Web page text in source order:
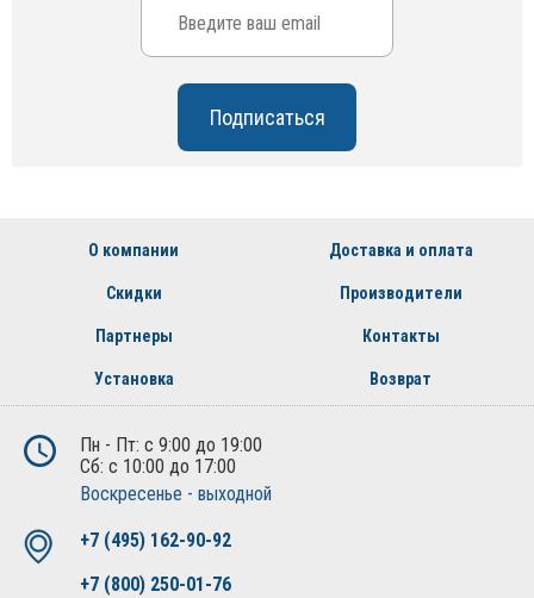
О компании Доставка и оплата
Скидки Производители
Партнеры Контакты
Установка Возврат
Пн - Пт: с 9:00 до 19:00
Сб: с 10:00 до 17:00
Воскресенье - выходной
+7 (495) 162-90-92
+7 (800) 250-01-76